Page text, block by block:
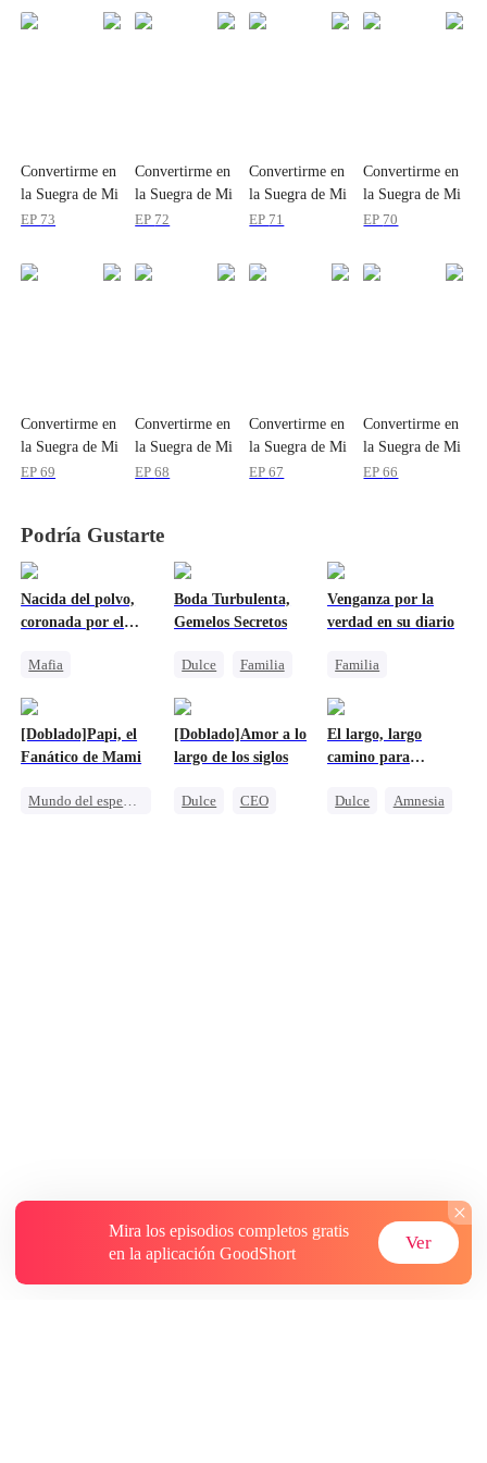
Convertirme en
la Suegra de Mi
Ex
EP 73
Convertirme en
la Suegra de Mi
Ex
EP 72
Convertirme en
la Suegra de Mi
Ex
EP 71
Convertirme en
la Suegra de Mi
Ex
EP 70
Convertirme en
la Suegra de Mi
Ex
EP69
Convertirme en
la Suegra de Mi
Ex
EP68
Convertirme en
la Suegra de Mi
Ex
EP67
Convertirme en
la Suegra de Mi
Ex
EP66
Podría Gustarte
Nacida del polvo,
coronada por el
Mafia
Contraataque
Boda Turbulenta,
Gemelos Secretos
Dulce
Familia
CEO
Venganza por la
verdad en su diario
Familia
Contraataque
[Doblado]Papi, el
Fanático de Mami
Mundo del espectáculo
[Doblado]Amor a lo
largo de los siglos
Dulce
CEO
El largo, largo
camino para
Dulce
Amnesia
Mira los episodios completos gratis
en la aplicación GoodShort
Ver